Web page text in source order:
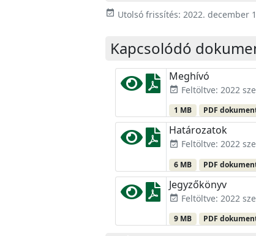
event_available Utolsó frissítés: 2022. december
Kapcsolódó
Meghívó
event_available Feltöltve: 2022
1 MB PDF
Határozatok
event_available Feltöltve: 2022
6 MB PDF
Jegyzőkönyv
event_available Feltöltve: 2022
9 MB PDF